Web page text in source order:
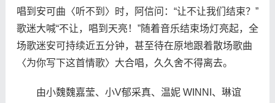
唱到安可曲〈听不到〉时，阿信问：“让不让我们结束？”
歌迷大喊“不让，唱到天亮！”随着音乐结束场灯亮起，全
场歌迷安可持续近五分钟，甚至待在原地跟着散场歌曲
〈为你写下这首情歌〉大合唱，久久舍不得离去。
由小魏魏嘉莹、小V郁采真、温妮 WINNI、琳谊